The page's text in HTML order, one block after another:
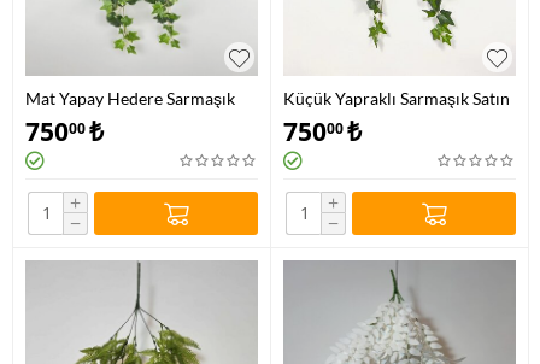
Mat Yapay Hedere Sarmaşık
Premium
75000₺
+
−
Küçük Yapraklı Sarmaşık Satın
Al
75000₺
+
−